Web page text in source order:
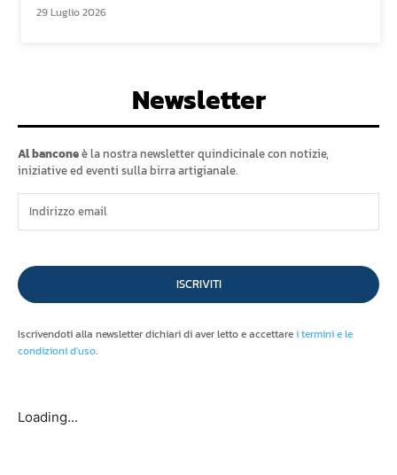
29 Luglio 2026
Newsletter
Al banconeè la nostra newsletter quindicinale con notizie,
iniziative ed eventi sulla birra artigianale.
ISCRIVITI
Iscrivendoti alla newsletter dichiari di aver letto e accettarei termini e le
condizioni d'uso.
Loading...